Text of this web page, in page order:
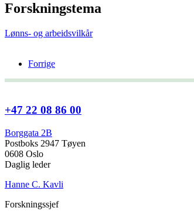
Forskningstema
Lønns- og arbeidsvilkår
Forrige
+47 22 08 86 00
Borggata 2B
Postboks 2947 Tøyen
0608 Oslo
Daglig leder
Hanne C. Kavli
Forskningssjef